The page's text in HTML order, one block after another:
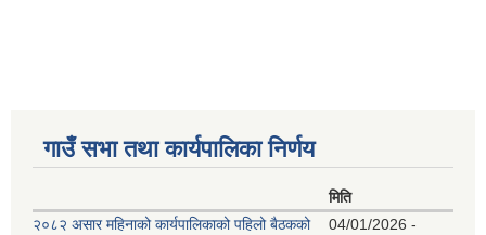
गाउँ सभा तथा कार्यपालिका निर्णय
मिति
२०८२ असार महिनाको कार्यपालिकाको पहिलो बैठकको
04/01/2026 -